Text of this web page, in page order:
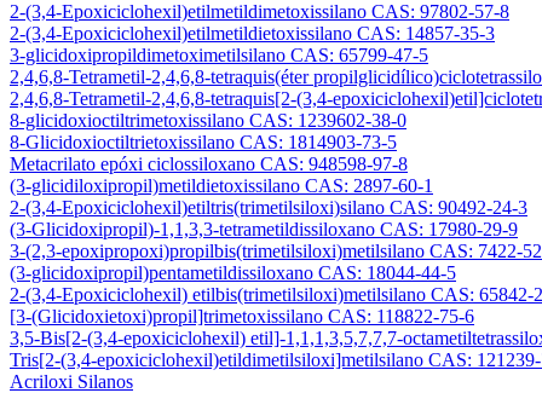
2-(3,4-Epoxiciclohexil)etilmetildimetoxissilano CAS: 97802-57-8
2-(3,4-Epoxiciclohexil)etilmetildietoxissilano CAS: 14857-35-3
3-glicidoxipropildimetoximetilsilano CAS: 65799-47-5
2,4,6,8-Tetrametil-2,4,6,8-tetraquis(éter
2,4,6,8-Tetrametil-2,4,6,8-tetraquis[2-(3,4-
8-glicidoxioctiltrimetoxissilano CAS: 1239602-38-0
8-Glicidoxioctiltrietoxissilano CAS: 1814903-73-5
Metacrilato epóxi ciclossiloxano CAS: 948598-97-8
(3-glicidiloxipropil)metildietoxissilano CAS: 2897-60-1
2-(3,4-Epoxiciclohexil)etiltris(trimetilsiloxi)silano CAS: 90492-24-3
(3-Glicidoxipropil)-1,1,3,3-tetrametildissiloxano CAS: 17980-29-9
3-(2,3-epoxipropoxi)propilbis(trimetilsiloxi)metilsilano CAS: 7422-
(3-glicidoxipropil)pentametildissiloxano CAS: 18044-44-5
2-(3,4-Epoxiciclohexil) etilbis(trimetilsiloxi)metilsilano CAS: 65842-
[3-(Glicidoxietoxi)propil]trimetoxissilano CAS: 118822-75-6
3,5-Bis[2-(3,4-epoxiciclohexil) etil]-1,1,1,3,5,7,7,7-
Tris[2-(3,4-epoxiciclohexil)etildimetilsiloxi]metilsilano CAS:
Acriloxi Silanos